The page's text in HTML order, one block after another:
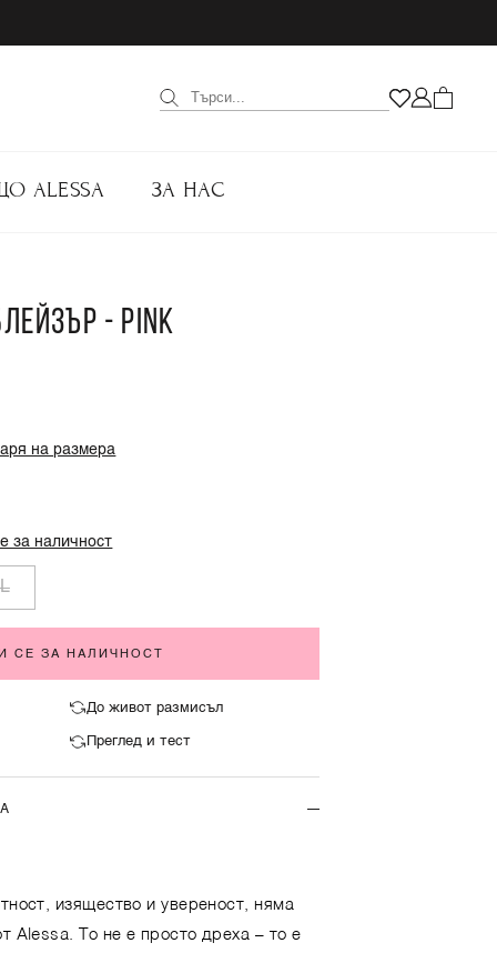
ALESSA ЗА НАС
- PINK
на размера
за наличност
L
СЕ ЗА НАЛИЧНОСТ
До живот размисъл
Преглед и тест
изящество и увереност, няма
Alessa. То не е просто дреха – то е